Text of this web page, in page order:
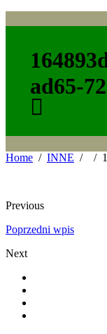
ad65-
Home INNE
Previous
Poprzedni wpis
Next